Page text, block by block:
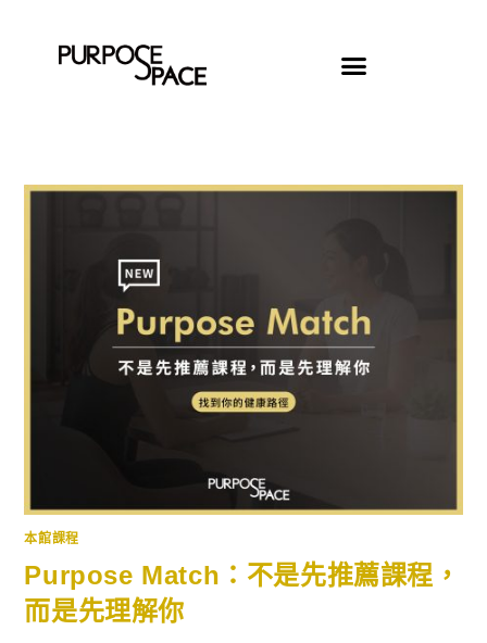
本館課程
Purpose Match：不是先推薦課程，
而是先理解你